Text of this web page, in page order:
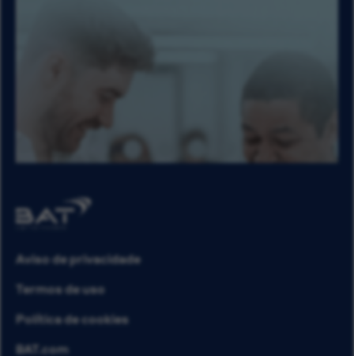
Aviso de privacidade
Termos de uso
Política de cookies
BAT.com